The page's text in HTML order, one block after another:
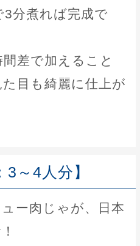
分煮れば完成で
差で加えること
目も綺麗に仕上が
～4人分】
ー肉じゃが、日本